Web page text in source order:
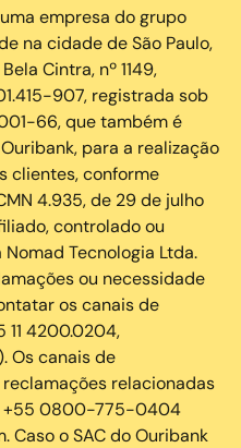
empresa do grupo
na cidade de São Paulo,
Cintra, nº 1149,
907, registrada sob
66, que também é
para a realização
clientes, conforme
4.935, de 29 de julho
controlado ou
Tecnologia Ltda.
ou necessidade
os canais de
4200.0204,
Os canais de
relacionadas
+55 0800-775-0404
Caso o SAC do Ouribank